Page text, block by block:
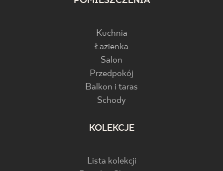
Kuchnia
Łazienka
Salon
Przedpokój
Balkon i taras
Schody
KOLEKCJE
Lista kolekcji